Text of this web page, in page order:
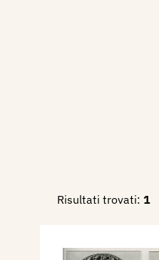
Risultati trovati: 1